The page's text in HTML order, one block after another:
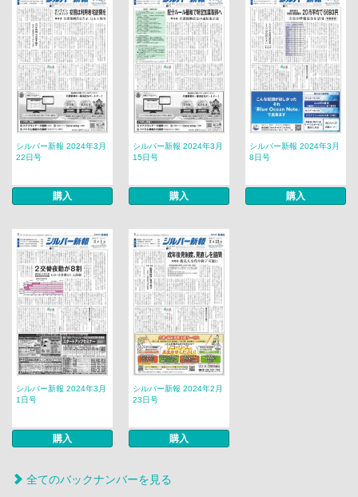
シルバー新報 2024年3月
22日号
購入
シルバー新報 2024年3月
15日号
購入
シルバー新報 2024年3月
8日号
購入
シルバー新報 2024年3月
1日号
購入
シルバー新報 2024年2月
23日号
購入
全てのバックナンバーを見る